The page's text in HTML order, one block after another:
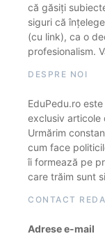
că găsiți
siguri că
(cu link), ca o
profesionalism.
DESPRE NOI
EduPedu.ro
exclusiv articole
Urmărim
cum face
îi formează pe
care trăim sunt
CONTACT
Adrese e-mail